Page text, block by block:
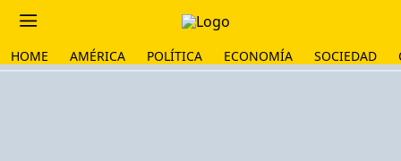
HOME AMÉRICA POLÍTICA ECONOMÍA SOCIEDAD